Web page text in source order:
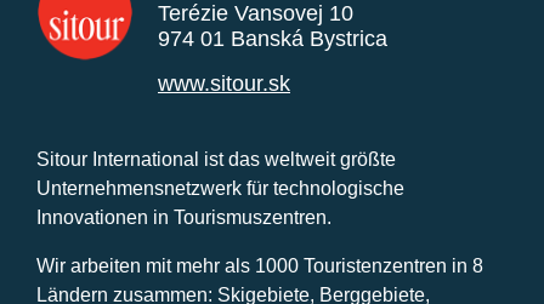
Terézie Vansovej 10
974 01 Banská Bystrica
www.sitour.sk
Sitour International ist das weltweit größte
Unternehmensnetzwerk für technologische
Innovationen in Tourismuszentren.
Wir arbeiten mit mehr als 1000 Touristenzentren in 8
Ländern zusammen: Skigebiete, Berggebiete,